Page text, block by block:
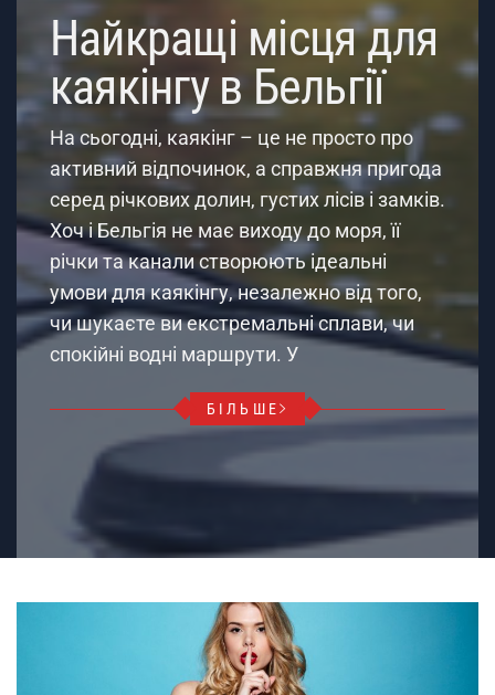
Найкращі місця для
каякінгу в Бельгії
На сьогодні, каякінг – це не просто про
активний відпочинок, а справжня пригода
серед річкових долин, густих лісів і замків.
Хоч і Бельгія не має виходу до моря, її
річки та канали створюють ідеальні
умови для каякінгу, незалежно від того,
чи шукаєте ви екстремальні сплави, чи
спокійні водні маршрути. У
БІЛЬШЕ